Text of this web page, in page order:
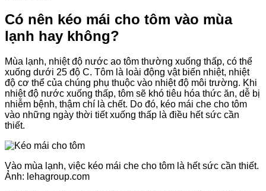
Có nên kéo mái cho tôm vào mùa
lạnh hay không?
Mùa lạnh, nhiệt độ nước ao tôm thường xuống thấp, có thể
xuống dưới 25 độ C. Tôm là loài động vật biến nhiệt, nhiệt
độ cơ thể của chúng phụ thuộc vào nhiệt độ môi trường. Khi
nhiệt độ nước xuống thấp, tôm sẽ khó tiêu hóa thức ăn, dễ bị
nhiễm bệnh, thậm chí là chết. Do đó, kéo mái che cho tôm
vào những ngày thời tiết xuống thấp là điều hết sức cần
thiết.
Vào mùa lạnh, việc kéo mái che cho tôm là hết sức cần thiết.
Ảnh: lehagroup.com